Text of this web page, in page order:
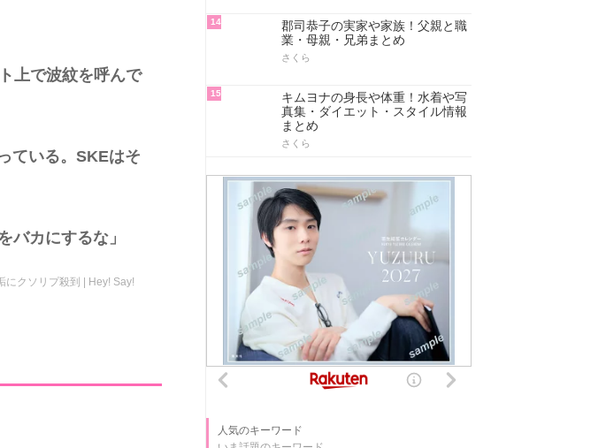
上で波紋を呼んで
ている。SKEはそ
バカにするな」
クソリプ殺到 | Hey! Say!
14
郡司恭子の実家や家族！父親と職
業・母親・兄弟まとめ
さくら
15
キムヨナの身長や体重！水着や写
真集・ダイエット・スタイル情報
まとめ
さくら
人気のキーワード